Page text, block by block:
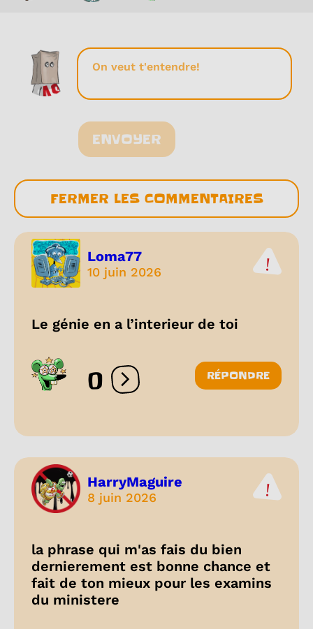
ENVOYER
FERMER LES COMMENTAIRES
Loma77
10 juin 2026
Le génie en a l’interieur de toi
0 Ouvrir les réactions
RÉPONDRE
HarryMaguire
8 juin 2026
la phrase qui m'as fais du bien
dernierement est bonne chance et
fait de ton mieux pour les examins
du ministere